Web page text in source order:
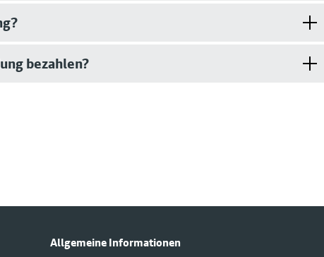
bezahlen?
Allgemeine Informationen